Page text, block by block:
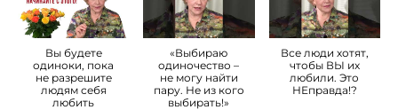
Вы будете
одиноки, пока
не разрешите
людям себя
любить
«Выбираю
одиночество –
не могу найти
пару. Не из кого
выбирать!»
Все люди хотят,
чтобы ВЫ их
любили. Это
НЕправда!?